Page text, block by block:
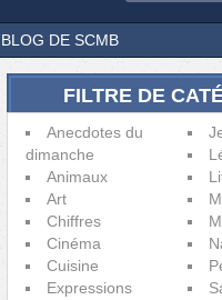
BLOG DE SCMB
FILTRE DE
Anecdotes du
dimanche
Animaux
Art
Chiffres
Cinéma
Cuisine
Expressions